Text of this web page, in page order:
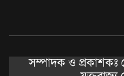
সম্পাদক ও প্রকাশকঃ